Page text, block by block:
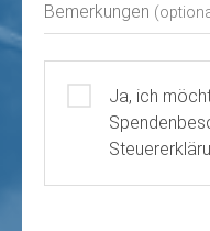
Bemerkungen
Ja, ich